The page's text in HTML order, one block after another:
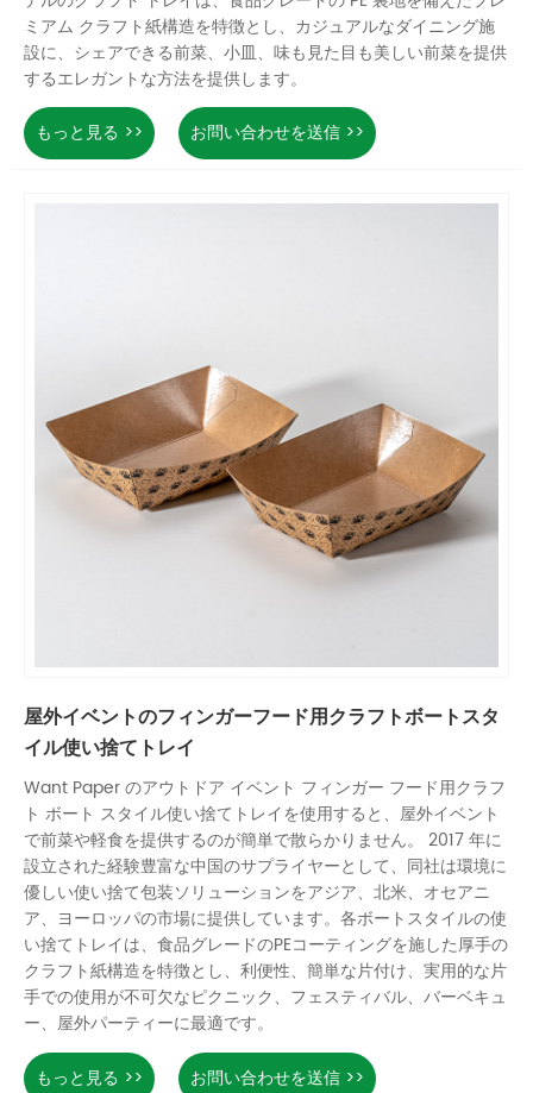
ミアム クラフト紙構造を特徴とし、カジュアルなダイニング施
設に、シェアできる前菜、小皿、味も見た目も美しい前菜を提供
するエレガントな方法を提供します。
もっと見る >>
お問い合わせを送信 >>
屋外イベントのフィンガーフード用クラフトボートスタ
イル使い捨てトレイ
Want Paper のアウトドア イベント フィンガー フード用クラフ
ト ボート スタイル使い捨てトレイを使用すると、屋外イベント
で前菜や軽食を提供するのが簡単で散らかりません。 2017 年に
設立された経験豊富な中国のサプライヤーとして、同社は環境に
優しい使い捨て包装ソリューションをアジア、北米、オセアニ
ア、ヨーロッパの市場に提供しています。各ボートスタイルの使
い捨てトレイは、食品グレードのPEコーティングを施した厚手の
クラフト紙構造を特徴とし、利便性、簡単な片付け、実用的な片
手での使用が不可欠なピクニック、フェスティバル、バーベキュ
ー、屋外パーティーに最適です。
もっと見る >>
お問い合わせを送信 >>